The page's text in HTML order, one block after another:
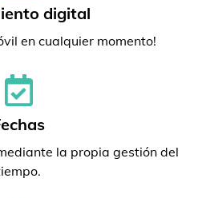
digital
en cualquier momento!
la propia gestión del